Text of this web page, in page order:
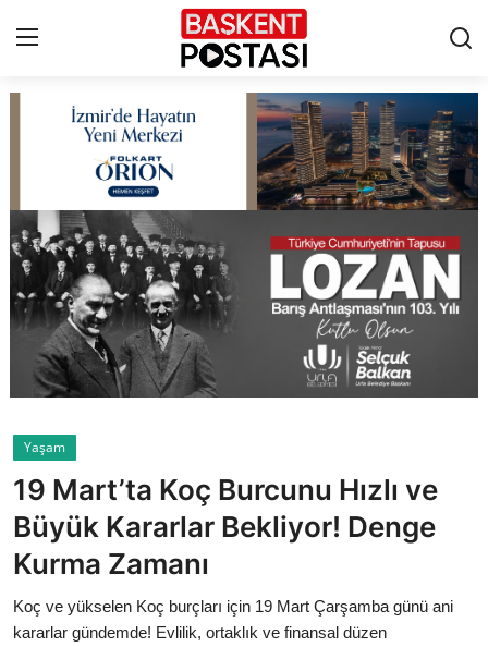
Çerez Politikası
Künye
Ankara
TBMM
Cumhurbaşkanlığı
Bakanlıklar
Siyasi Partiler
Mülki İdare
Yaşam
19 Mart’ta Koç Burcunu Hızlı ve
Büyük Kararlar Bekliyor! Denge
Kurma Zamanı
Koç ve yükselen Koç burçları için 19 Mart Çarşamba günü ani
kararlar gündemde! Evlilik, ortaklık ve finansal düzen